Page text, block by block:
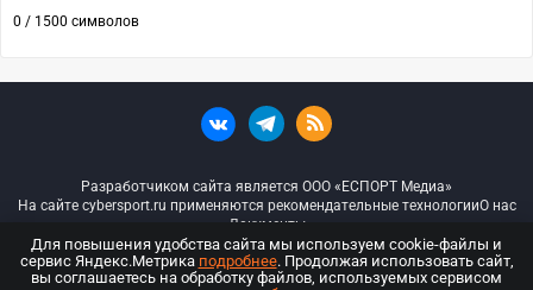
0 / 1500 символов
Разработчиком сайта является ООО «ЕСПОРТ Медиа»
На сайте cybersport.ru применяются рекомендательные технологииО нас
Документы
© ООО «Киберспорт.ру» — Все права защищены
Для повышения удобства сайта мы используем cookie-файлы и
сервис Яндекс.Метрика подробнее. Продолжая использовать сайт,
вы соглашаетесь на обработку файлов, используемых сервисом